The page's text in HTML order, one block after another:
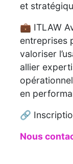
et
💼 ITLAW
entreprises
valoriser
allier
en
🔗
Nous